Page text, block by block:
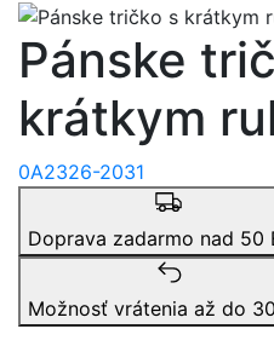
Pánske
krátkym
0A2326-2031
Doprava zadarmo nad 50
Možnosť vrátenia až do